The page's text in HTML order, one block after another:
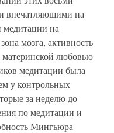
впечатляющими на
медитации на
мозга, активность
материнской любовью
медитации была
у контрольных
за неделю до
по медитации и
Мингьюра